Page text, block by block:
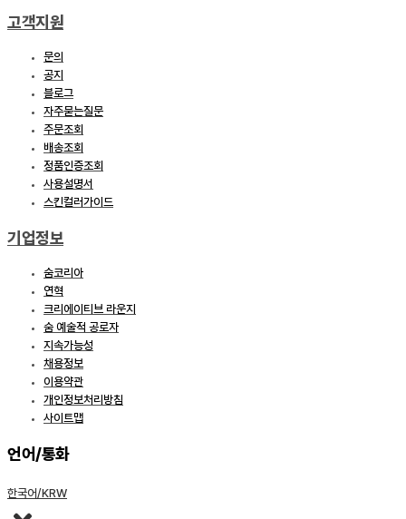
고객지원
문의
공지
블로그
자주묻는질문
주문조회
배송조회
정품인증조회
사용설명서
스킨컬러가이드
기업정보
숨코리아
연혁
크리에이티브 라운지
숨 예술적 공로자
지속가능성
채용정보
이용약관
개인정보처리방침
사이트맵
언어/통화
한국어/KRW